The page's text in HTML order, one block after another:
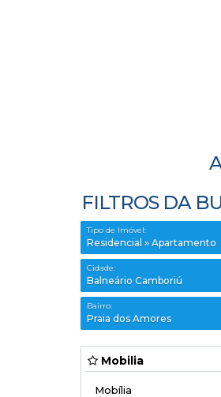
FILTROS DA
Tipo de Imóvel:
Residencial » Apartamento
Cidade:
Balneário Camboriú
Bairro:
Praia dos Amores
Mobilia
Mobília